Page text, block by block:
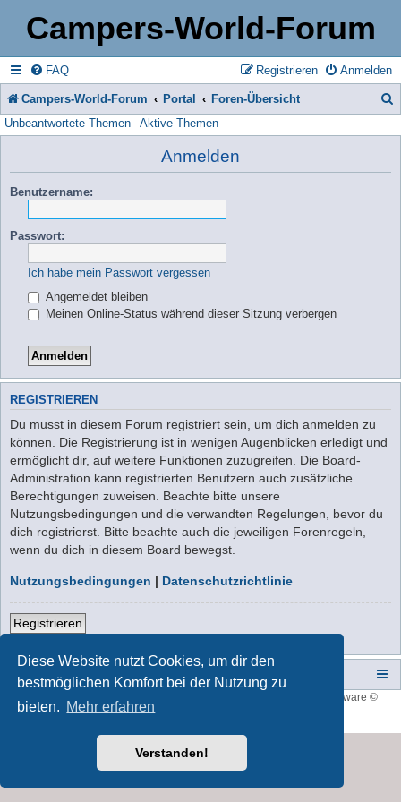
Diese Website nutzt Cookies, um dir den
bestmöglichen Komfort bei der Nutzung zu
bieten. Mehr erfahren
Verstanden!
Campers-World-Forum
FAQ Anmelden
Registrieren
Campers-World-Forum Portal Foren-Übersicht
Unbeantwortete Themen Aktive Themen
Anmelden
Benutzername:
Passwort:
Ich habe mein Passwort vergessen
Angemeldet bleiben
Meinen Online-Status während dieser Sitzung verbergen
REGISTRIEREN
Du musst in diesem Forum registriert sein, um dich anmelden zu
können. Die Registrierung ist in wenigen Augenblicken erledigt und
ermöglicht dir, auf weitere Funktionen zuzugreifen. Die Board-
Administration kann registrierten Benutzern auch zusätzliche
Berechtigungen zuweisen. Beachte bitte unsere
Nutzungsbedingungen und die verwandten Regelungen, bevor du
dich registrierst. Bitte beachte auch die jeweiligen Forenregeln,
wenn du dich in diesem Board bewegst.
Nutzungsbedingungen | Datenschutzrichtlinie
Registrieren
Campers-World-Forum Portal Foren-Übersicht
® Forum Software ©